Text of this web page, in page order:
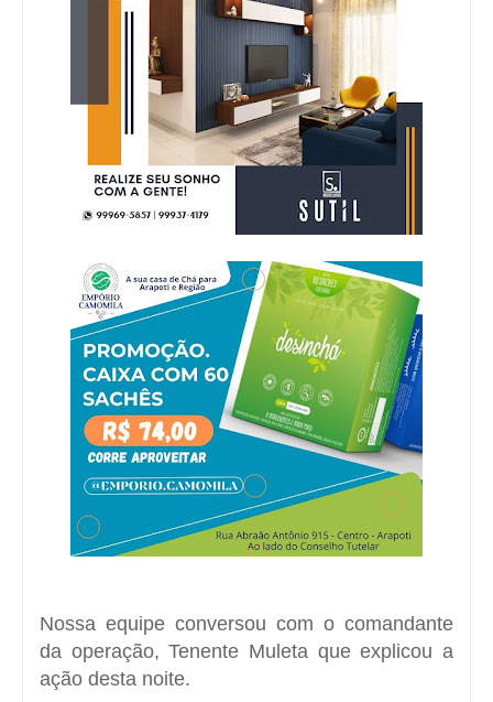
Nossa equipe conversou com o comandante
da operação, Tenente Muleta que explicou a
ação desta noite.